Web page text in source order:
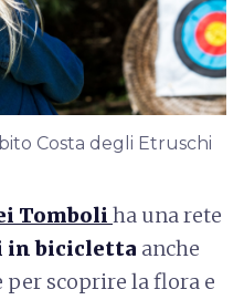
Costa degli Etruschi
Tomboli ha una rete
in bicicletta anche
per scoprire la flora e